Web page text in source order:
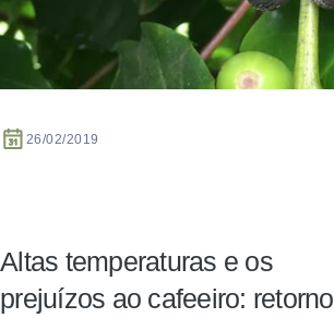
26/02/2019
Altas temperaturas e os
prejuízos ao cafeeiro: retorno